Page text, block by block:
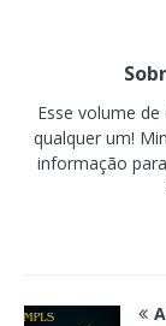
Esse volume
qualquer um!
informação